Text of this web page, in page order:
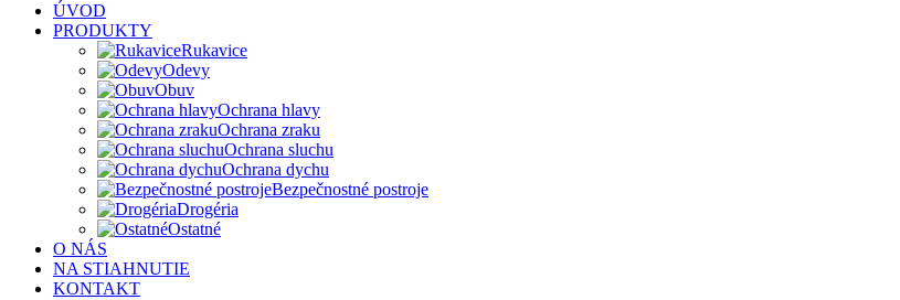
ÚVOD
PRODUKTY
Rukavice
Odevy
Obuv
Ochrana hlavy
Ochrana zraku
Ochrana sluchu
Ochrana dychu
Bezpečnostné postroje
Drogéria
Ostatné
O NÁS
NA STIAHNUTIE
KONTAKT